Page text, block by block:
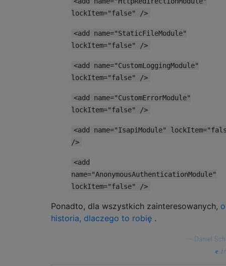
lockItem="false" />
<add name="StaticFileModule"
lockItem="false" />
<add name="CustomLoggingModule"
lockItem="false" />
<add name="CustomErrorModule"
lockItem="false" />
<add name="IsapiModule"
/>
<add
name="AnonymousAuthenticationModule"
lockItem="false" />
Ponadto, dla wszystkich zainteresowanych,
historia, dlaczego to robię .
Daniel